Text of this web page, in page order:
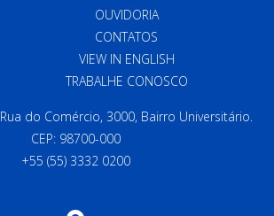
OUVIDORIA
CONTATOS
VIEW IN ENGLISH
TRABALHE CONOSCO
Rua do Comércio, 3000, Bairro Universitário.
CEP: 98700-000
+55 (55) 3332 0200